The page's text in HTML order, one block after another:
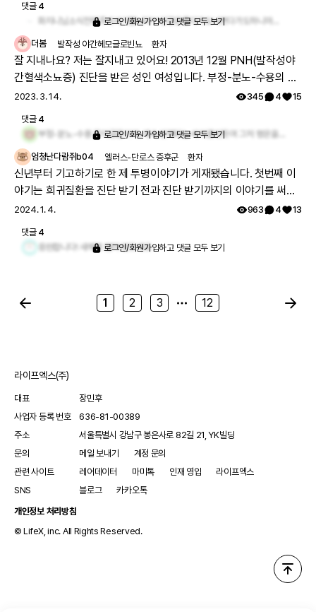
댓글 4
로그인/회원가입하고 댓글 모두 보기
더봄 발작성 야간헤모글로빈뇨 환자
잘 지내나요? 저는 잘지내고 있어요! 2013년 12월 PNH(발작성야
간혈색소뇨증) 진단을 받은 성인 여성입니다. 부정-분노-수용의 단
계를 거치며 이제는 나의 일부로 인정하고 잘 다스리며 살고 있습니
다. 아프니까 포기하지 말고 하고 싶은거 하며 살아요 우리.
2023. 3. 14. 345 4 15
댓글 4
로그인/회원가입하고 댓글 모두 보기
엄청난다람쥐b04 엘러스-단로스 증후군 환자
신년부터 기고하기로 한 제 투병이야기가 게재됐습니다. 첫번째 이
야기는 희귀질환을 진단 받기 전과 진단 받기까지의 이야기를 써봤
어요. 연재되는 기고인만큼 앞으로도 제 이야기는 계속됩니다.
https://www.koreahealthlog.com/news/articleView.html?
idxno=44370
2024. 1. 4. 963 4 13
댓글 4
응원합니다! 새해복 많이 받으세요로그인/회원가입하고 댓글 모두 보기
1 2 3 12
라이프엑스(주)
대표
장민후
사업자 등록 번호
636-81-00389
주소
서울특별시 강남구 봉은사로 82길 21, YK빌딩
문의
메일 보내기
계정 문의
관련 사이트
레어데이터 마미톡 인재 영입
라이프엑스
SNS
블로그
카카오톡
개인정보 처리방침
© LifeX, inc. All Rights Reserved.